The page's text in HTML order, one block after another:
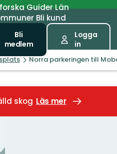
GuiderLän
Bli kund
Bli
medlem
Logga
in
Norra parkeringen till
skog Läs mer